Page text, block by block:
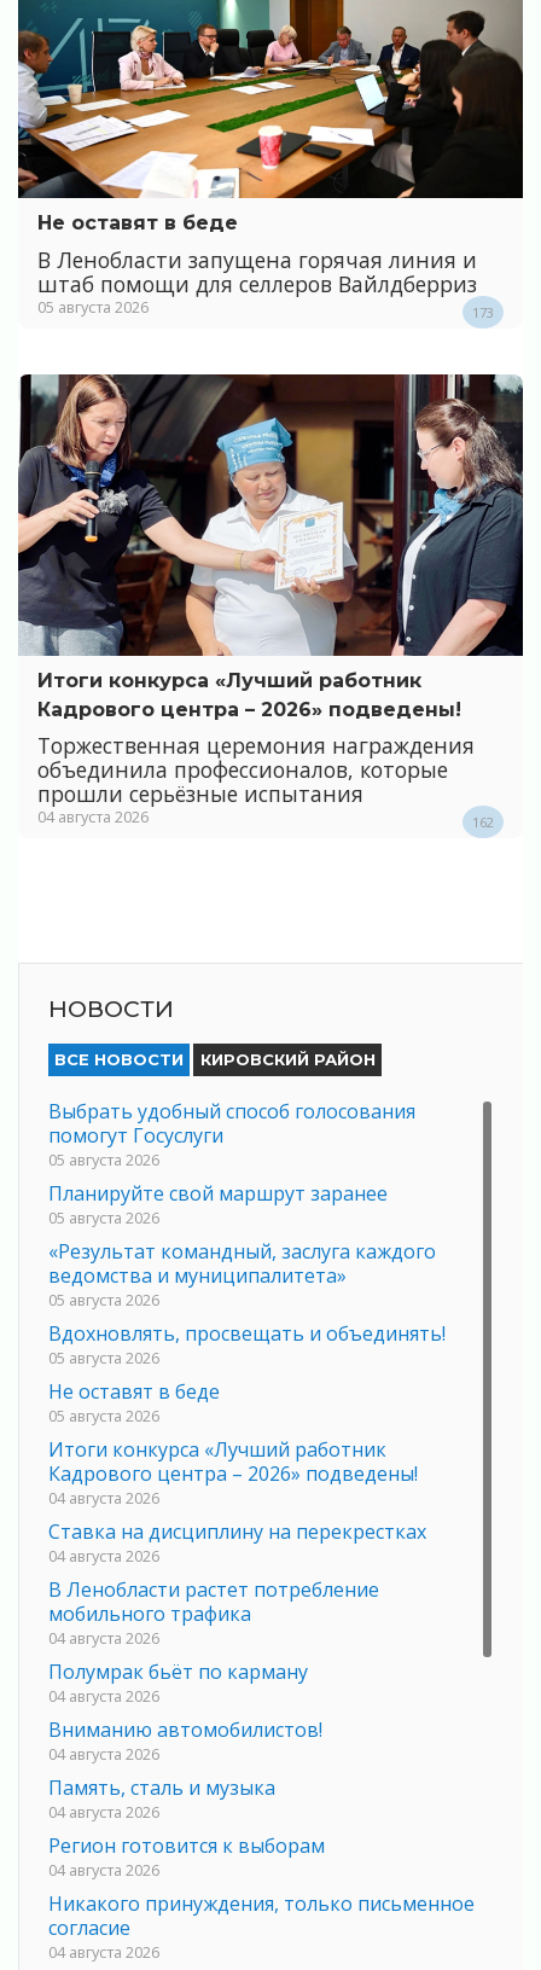
Не оставят в беде
В Ленобласти запущена горячая линия и
штаб помощи для селлеров Вайлдберриз
05 августа 2026 173
Итоги конкурса «Лучший работник
Кадрового центра – 2026» подведены!
Торжественная церемония награждения
объединила профессионалов, которые
прошли серьёзные испытания
04 августа 2026 162
НОВОСТИ
ВСЕ НОВОСТИ КИРОВСКИЙ РАЙОН
Выбрать удобный способ голосования
помогут Госуслуги
05 августа 2026
Планируйте свой маршрут заранее
05 августа 2026
«Результат командный, заслуга каждого
ведомства и муниципалитета»
05 августа 2026
Вдохновлять, просвещать и объединять!
05 августа 2026
Не оставят в беде
05 августа 2026
Итоги конкурса «Лучший работник
Кадрового центра – 2026» подведены!
04 августа 2026
Ставка на дисциплину на перекрестках
04 августа 2026
В Ленобласти растет потребление
мобильного трафика
04 августа 2026
Полумрак бьёт по карману
04 августа 2026
Вниманию автомобилистов!
04 августа 2026
Память, сталь и музыка
04 августа 2026
Регион готовится к выборам
04 августа 2026
Никакого принуждения, только письменное
согласие
04 августа 2026